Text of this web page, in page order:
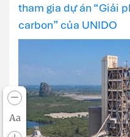
Aa
tham gia dự án “Giải
carbon” của UNIDO